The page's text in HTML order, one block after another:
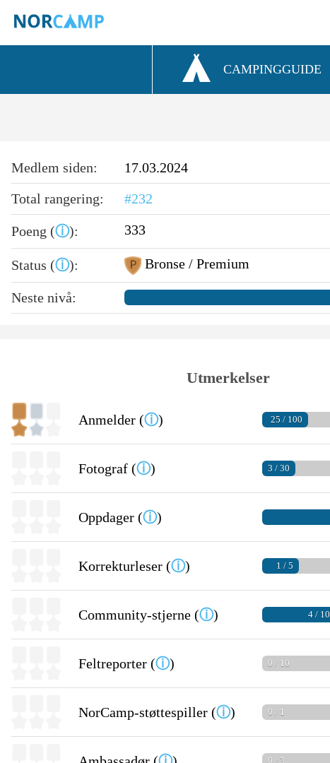
CAMPINGGUIDE
Medlem siden:
17.03.2024
Total rangering:
#232
Poeng (ⓘ): 333
Status (ⓘ): Bronse / Premium
Neste nivå:
Utmerkelser
Anmelder (ⓘ) 25 / 100
Fotograf (ⓘ) 3 / 30
Oppdager (ⓘ)
Korrekturleser (ⓘ) 1 / 5
Community-stjerne (ⓘ) 4 / 10
Feltreporter (ⓘ) 0 / 10
NorCamp-støttespiller (ⓘ) 0 / 1
0 / 3